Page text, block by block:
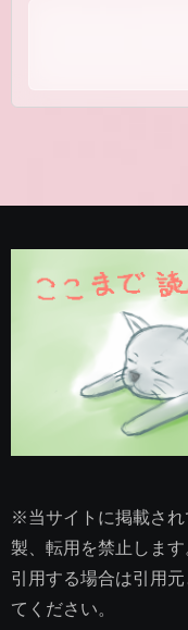
※当サイトに掲載さ
製、転用を禁止します
引用する場合は引用
てください。